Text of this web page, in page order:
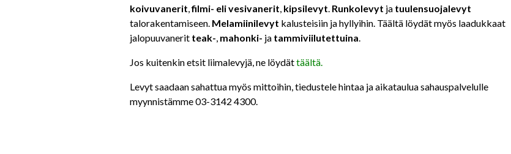
koivuvanerit,filmi- eli vesivanerit, kipsilevyt. Runkolevyt ja tuulensuojalevyt
talorakentamiseen. Melamiinilevyt kalusteisiin ja hyllyihin. Täältä löydät myös laadukkaat
jalopuuvanerit teak-, mahonki- ja tammiviilutettuina.
Jos kuitenkin etsit liimalevyjä, ne löydättäältä.
Levyt saadaan sahattua myös mittoihin, tiedustele hintaa ja aikataulua sahauspalvelulle
myynnistämme 03-3142 4300.